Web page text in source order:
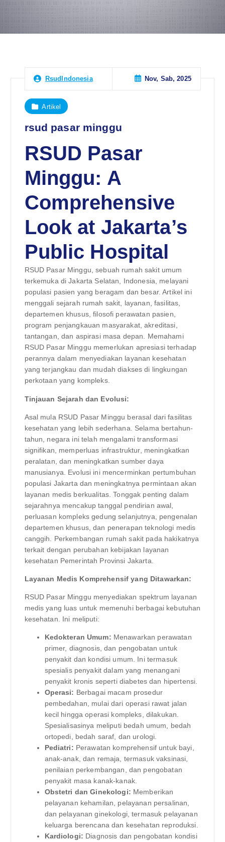
RsudIndonesia Nov, Sab, 2025
Artikel
rsud pasar minggu
RSUD Pasar
Minggu: A
Comprehensive
Look at Jakarta’s
Public Hospital
RSUD Pasar Minggu, sebuah rumah sakit umum
terkemuka di Jakarta Selatan, Indonesia, melayani
populasi pasien yang beragam dan besar. Artikel ini
menggali sejarah rumah sakit, layanan, fasilitas,
departemen khusus, filosofi perawatan pasien,
program penjangkauan masyarakat, akreditasi,
tantangan, dan aspirasi masa depan. Memahami
RSUD Pasar Minggu memerlukan apresiasi terhadap
perannya dalam menyediakan layanan kesehatan
yang terjangkau dan mudah diakses di lingkungan
perkotaan yang kompleks.
Tinjauan Sejarah dan Evolusi:
Asal mula RSUD Pasar Minggu berasal dari fasilitas
kesehatan yang lebih sederhana. Selama bertahun-
tahun, negara ini telah mengalami transformasi
signifikan, memperluas infrastruktur, meningkatkan
peralatan, dan meningkatkan sumber daya
manusianya. Evolusi ini mencerminkan pertumbuhan
populasi Jakarta dan meningkatnya permintaan akan
layanan medis berkualitas. Tonggak penting dalam
sejarahnya mencakup tanggal pendirian awal,
perluasan kompleks gedung selanjutnya, pengenalan
departemen khusus, dan penerapan teknologi medis
canggih. Perkembangan rumah sakit pada hakikatnya
terkait dengan perubahan kebijakan layanan
kesehatan Pemerintah Provinsi Jakarta.
Layanan Medis Komprehensif yang Ditawarkan:
RSUD Pasar Minggu menyediakan spektrum layanan
medis yang luas untuk memenuhi berbagai kebutuhan
kesehatan. Ini meliputi:
Kedokteran Umum: Menawarkan perawatan
primer, diagnosis, dan pengobatan untuk
penyakit dan kondisi umum. Ini termasuk
spesialis penyakit dalam yang menangani
penyakit kronis seperti diabetes dan hipertensi.
Operasi: Berbagai macam prosedur
pembedahan, mulai dari operasi rawat jalan
kecil hingga operasi kompleks, dilakukan.
Spesialisasinya meliputi bedah umum, bedah
ortopedi, bedah saraf, dan urologi.
Pediatri: Perawatan komprehensif untuk bayi,
anak-anak, dan remaja, termasuk vaksinasi,
penilaian perkembangan, dan pengobatan
penyakit masa kanak-kanak.
Obstetri dan Ginekologi: Memberikan
pelayanan kehamilan, pelayanan persalinan,
dan pelayanan ginekologi, termasuk pelayanan
keluarga berencana dan kesehatan reproduksi.
Kardiologi: Diagnosis dan pengobatan kondisi